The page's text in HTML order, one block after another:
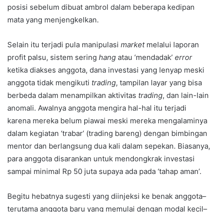
posisi sebelum dibuat ambrol dalam beberapa kedipan
mata yang menjengkelkan.
Selain itu terjadi pula manipulasi marketmelalui laporan
profit palsu, sistem sering hang atau ‘mendadak’ error
ketika diakses anggota, dana investasi yang lenyap meski
anggota tidak mengikuti trading, tampilan layar yang bisa
berbeda dalam menampilkan aktivitas trading, dan lain-lain
anomali. Awalnya anggota mengira hal-hal itu terjadi
karena mereka belum piawai meski mereka mengalaminya
dalam kegiatan ‘trabar’ (trading bareng) dengan bimbingan
mentor dan berlangsung dua kali dalam sepekan. Biasanya,
para anggota disarankan untuk mendongkrak investasi
sampai minimal Rp 50 juta supaya ada pada ‘tahap aman’.
Begitu hebatnya sugesti yang diinjeksi ke benak anggota–
terutama anggota baru yang memulai dengan modal kecil–